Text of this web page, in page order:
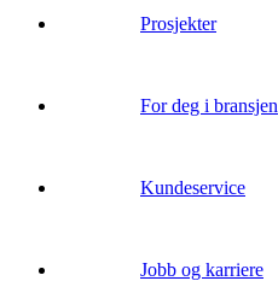
Prosjekter
For deg i bransjen
Kundeservice
Jobb og karriere